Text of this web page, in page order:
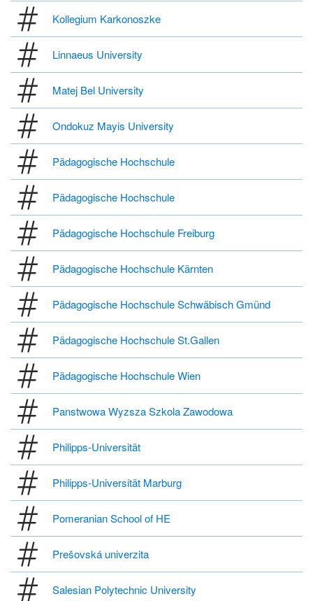
Kollegium Karkonoszke
Linnaeus University
Matej Bel University
Ondokuz Mayis University
Pädagogische Hochschule
Pädagogische Hochschule
Pädagogische Hochschule Freiburg
Pädagogische Hochschule Kärnten
Pädagogische Hochschule Schwäbisch Gmünd
Pädagogische Hochschule St.Gallen
Pädagogische Hochschule Wien
Panstwowa Wyzsza Szkola Zawodowa
Philipps-Universität
Philipps-Universität Marburg
Pomeranian School of HE
Prešovská univerzita
Salesian Polytechnic University